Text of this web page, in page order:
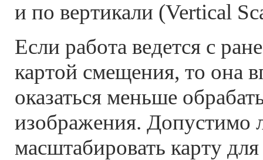
и по вертикали (Vertical
Если работа ведется с
картой смещения, то она
оказаться меньше
изображения. Допустимо
масштабировать карту